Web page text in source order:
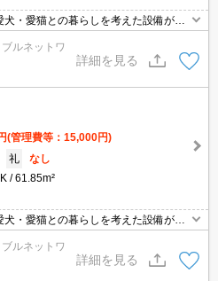
・愛猫との暮らしを考えた設備が整
ペット可。インターネット無料。宅
せはエイブルネットワーク天満橋店へ
ー２２２８☆彡
ルネットワ
詳細を見る
(管理費等：15,000円)
礼
なし
61.85m²
・愛猫との暮らしを考えた設備が整
ペット可。インターネット無料。宅
せはエイブルネットワーク天満橋店へ
ー２２２８☆彡
ルネットワ
詳細を見る